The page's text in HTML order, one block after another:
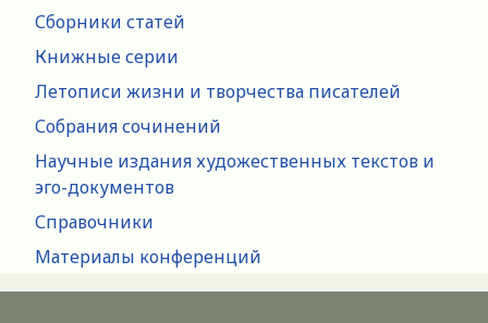
Сборники статей
Книжные серии
Летописи жизни и творчества писателей
Собрания сочинений
Научные издания художественных текстов и
эго-документов
Справочники
Материалы конференций